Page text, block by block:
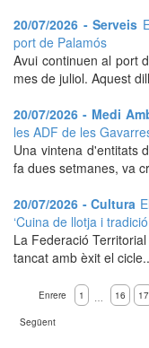
20/07/2026 - Serveis
port de Palamós
Avui continuen al port
mes de juliol. Aquest
20/07/2026 - Medi
les ADF de les
Una vintena d'entitats
fa dues setmanes, va
20/07/2026 - Cultura
‘Cuina de llotja i
La Federació
tancat amb èxit el
Enrere 1 … 16 17
Següent